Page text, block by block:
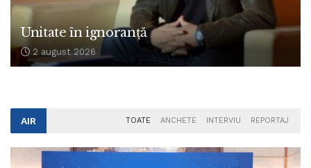
Unitate în ignoranță
2 august 2026
AIR TOATE ANCHETE INTERVIU REPORTAJ